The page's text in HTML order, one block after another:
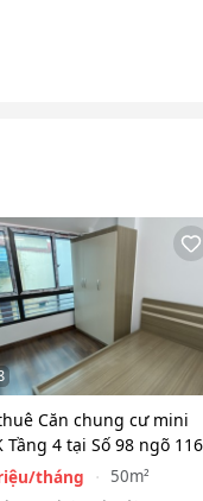
Căn chung cư mini
Tầng 4 tại Số 98 ngõ 116
Kế Bính, Ba Đình.…
tháng
50m²